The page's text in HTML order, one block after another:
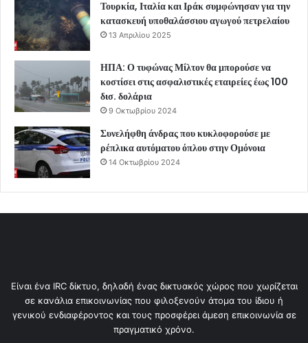
Τουρκία, Ιταλία και Ιράκ συμφώνησαν για την
κατασκευή υποθαλάσσιου αγωγού πετρελαίου
13 Απριλίου 2025
ΗΠΑ: Ο τυφώνας Μίλτον θα μπορούσε να
κοστίσει στις ασφαλιστικές εταιρείες έως 100
δισ. δολάρια
9 Οκτωβρίου 2024
Συνελήφθη άνδρας που κυκλοφορούσε με
ρέπλικα αυτόματου όπλου στην Ομόνοια
14 Οκτωβρίου 2024
Είναι ένα IRC δίκτυο, δηλαδή ένας δικτυακός χώρος που χωρίζεται
σε κανάλια επικοινωνίας που φιλοξενούν άτομα του ίδιου ή
γενικού ενδιαφέροντος και τους προσφέρει άμεση επικοινωνία σε
πραγματικό χρόνο.